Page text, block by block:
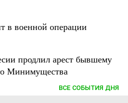
в военной операции
продлил арест бывшему
Минимущества
ВСЕ СОБЫТИЯ ДНЯ